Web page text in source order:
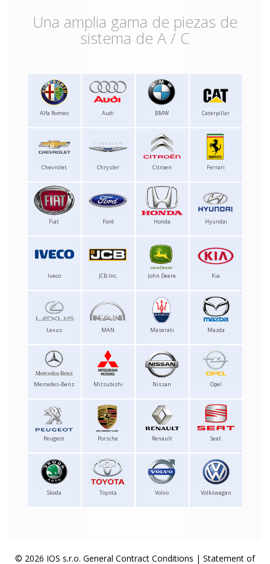
Una amplia gama de piezas de
sistema de A / C
Alfa Romeo Audi BMW Caterpillar
Chevrolet Chrysler Citroen Ferrari
Fiat Ford Honda Hyundai
Iveco JCB Inc. John Deere Kia
Lexus MAN Maserati Mazda
Mercedes-Benz Mitsubishi Nissan Opel
Peugeot Porsche Renault Seat
Skoda Toyota Volvo Volkswagen
© 2026 IOS s.r.o. General Contract Conditions | Statement of